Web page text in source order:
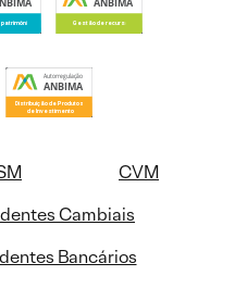
CVM
Cambiais
Bancários